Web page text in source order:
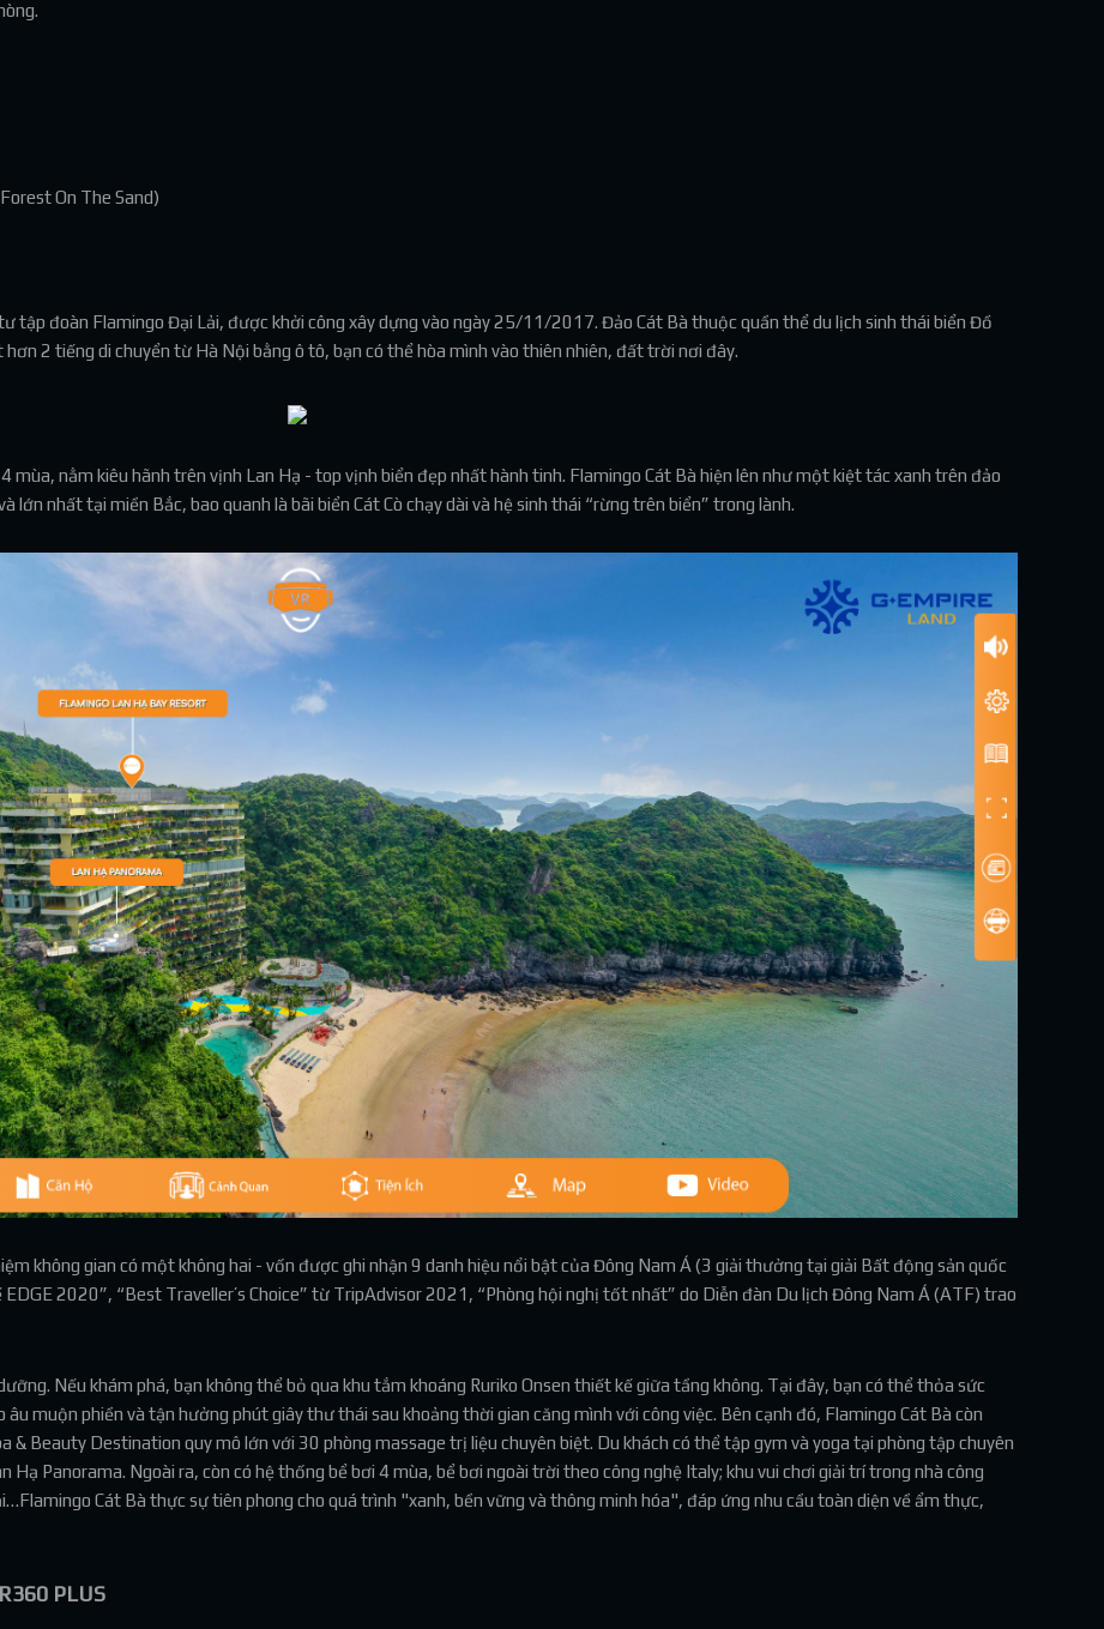
On The Sand)
tập đoàn Flamingo Đại Lải, được khởi công xây dựng vào ngày 25/11/2017. Đảo Cát Bà thuộc quần thể du lịch sinh thái biển Đồ
2 tiếng di chuyển từ Hà Nội bằng ô tô, bạn có thể hòa mình vào thiên nhiên, đất trời nơi đây.
mùa, nằm kiêu hãnh trên vịnh Lan Hạ - top vịnh biển đẹp nhất hành tinh. Flamingo Cát Bà hiện lên như một kiệt tác xanh trên đảo
nhất tại miền Bắc, bao quanh là bãi biển Cát Cò chạy dài và hệ sinh thái “rừng trên biển” trong lành.
không gian có một không hai - vốn được ghi nhận 9 danh hiệu nổi bật của Đông Nam Á (3 giải thưởng tại giải Bất động sản quốc
2020”, “Best Traveller’s Choice” từ TripAdvisor 2021, “Phòng hội nghị tốt nhất” do Diễn đàn Du lịch Đông Nam Á (ATF) trao
Nếu khám phá, bạn không thể bỏ qua khu tắm khoáng Ruriko Onsen thiết kế giữa tầng không. Tại đây, bạn có thể thỏa sức
muộn phiền và tận hưởng phút giây thư thái sau khoảng thời gian căng mình với công việc. Bên cạnh đó, Flamingo Cát Bà còn
& Beauty Destination quy mô lớn với 30 phòng massage trị liệu chuyên biệt. Du khách có thể tập gym và yoga tại phòng tập chuyên
Hạ Panorama. Ngoài ra, còn có hệ thống bể bơi 4 mùa, bể bơi ngoài trời theo công nghệ Italy; khu vui chơi giải trí trong nhà công
Cát Bà thực sự tiên phong cho quá trình "xanh, bền vững và thông minh hóa", đáp ứng nhu cầu toàn diện về ẩm thực,
PLUS